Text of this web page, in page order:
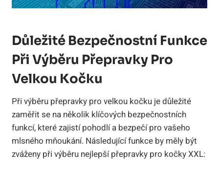
Důležité Bezpečnostní Funkce
Při Výběru Přepravky Pro
Velkou Kočku
Při výběru přepravky pro velkou kočku je důležité
zaměřit se na několik klíčových bezpečnostních
funkcí, které zajistí pohodlí a bezpečí pro vašeho
mlsného mňoukání. Následující funkce by měly být
zváženy při výběru nejlepší přepravky pro kočky XXL: